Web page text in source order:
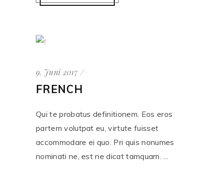
9. Juni 2017
FRENCH
Qui te probatus definitionem. Eos eros
partem volutpat eu, virtute fuisset
accommodare ei quo. Pri quis nonumes
nominati ne, est ne dicat tamquam. ...